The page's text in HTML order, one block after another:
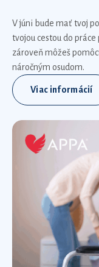
V júni bude mať tvoj
tvojou cestou do práce
zároveň môžeš
náročným osudom.
Viac informácií